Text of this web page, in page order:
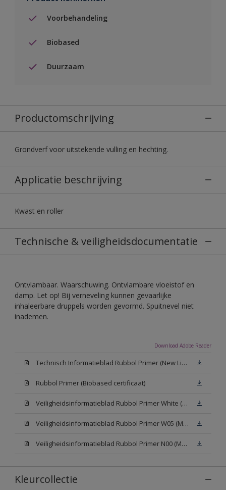
Voorbehandeling
Biobased
Duurzaam
Productomschrijving
Grondverf voor uitstekende vulling en hechting.
Applicatie beschrijving
Kwast en roller
Technische & veiligheidsdocumentatie
Ontvlambaar. Waarschuwing. Ontvlambare vloeistof en
damp. Let op! Bij verneveling kunnen gevaarlijke
inhaleerbare druppels worden gevormd. Spuitnevel niet
inademen.
Download Adobe Reader
Technisch Informatieblad Rubbol Primer (New Livery) (PDF)
Rubbol Primer (Biobased certificaat)
Veiligheidsinformatieblad Rubbol Primer White (MSDS)
Veiligheidsinformatieblad Rubbol Primer W05 (MSDS)
Veiligheidsinformatieblad Rubbol Primer N00 (MSDS)
Kleurcollectie